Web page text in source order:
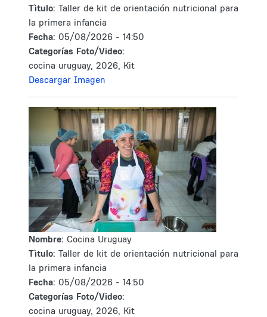
Tìtulo: Taller de kit de orientación nutricional para
la primera infancia
Fecha: 05/08/2026 - 14:50
Categorías Foto/Video:
cocina uruguay, 2026, Kit
Descargar Imagen
Nombre: Cocina Uruguay
Tìtulo: Taller de kit de orientación nutricional para
la primera infancia
Fecha: 05/08/2026 - 14:50
Categorías Foto/Video:
cocina uruguay, 2026, Kit